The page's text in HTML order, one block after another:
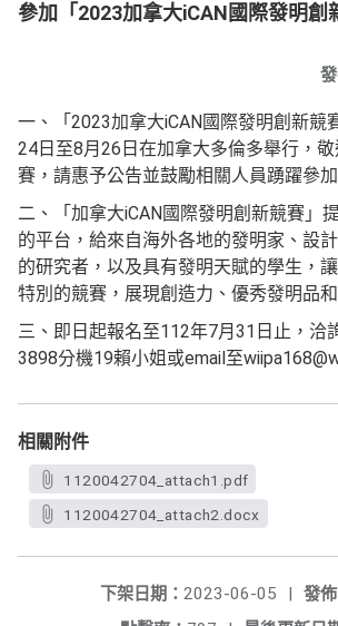
參加「2023加拿大iCAN國際發明創
一、「2023加拿大iCAN國際發明創新競
24日至8月26日在加拿大多倫多舉行，
賽，請惠予公告並鼓勵相關人員踴躍參加
二、「加拿大iCAN國際發明創新競賽」
的平台，給來自海外各地的發明家、設
的研究者，以及具有發明天賦的學生，
特別的競賽，展現創造力、優秀發明品
三、即日起報名至112年7月31日止，洽
3898分機19賴小姐或email至
相關附件
1120042704_attach1.pdf
1120042704_attach2.docx
發
下架日期： 2023-06-05
|